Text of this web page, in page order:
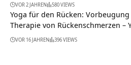
VOR 2 JAHREN 580 VIEWS
Yoga für den Rücken:
Therapie von Rückenschmerzen –
VOR 16 JAHREN 396 VIEWS